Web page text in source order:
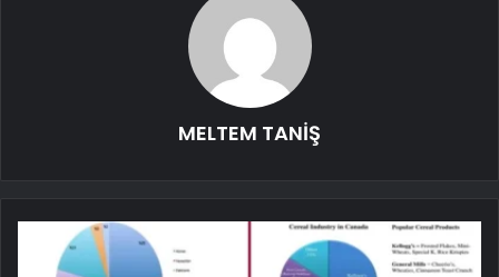
MELTEM TANİŞ